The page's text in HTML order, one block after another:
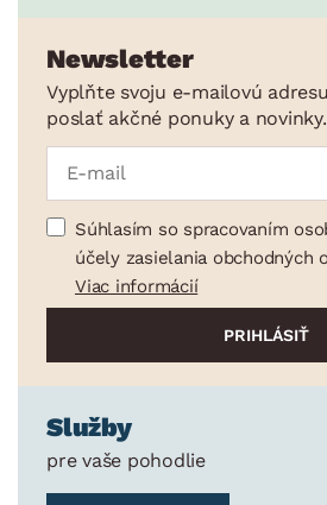
Newsletter
Vyplňte svoju e-mailovú
poslať akčné ponuky a novinky.
Súhlasím so spracovaním
účely zasielania obchodných
Viac informácií
Služby
pre vaše pohodlie